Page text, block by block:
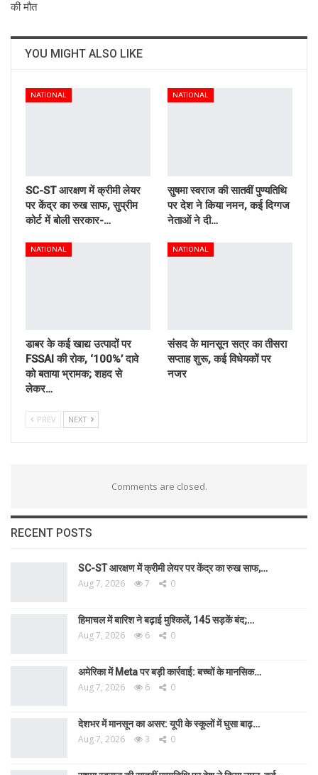
की मौत
YOU MIGHT ALSO LIKE
NATIONAL
SC-ST आरक्षण में क्रीमी लेयर
पर केंद्र का रुख साफ, सुप्रीम
कोर्ट में बोली सरकार-…
NATIONAL
सुषमा स्वराज की सातवीं पुण्यतिथि
पर देश ने किया नमन, कई दिग्गज
नेताओं ने दी…
NATIONAL
डाबर के कई खाद्य उत्पादों पर
FSSAI की रोक, ‘100%’ दावे
को बताया भ्रामक; शहद से
लेकर…
NATIONAL
संसद के मानसून सत्र का तीसरा
सप्ताह शुरू, कई विधेयकों पर
नजर
PREV NEXT
Comments are closed.
RECENT POSTS
SC-ST आरक्षण में क्रीमी लेयर पर केंद्र का रुख साफ,…
Aug 7, 2026 7 0
हिमाचल में बारिश ने बढ़ाई मुश्किलें, 145 सड़कें बंद;…
Aug 7, 2026 6 0
अमेरिका में Meta पर बड़ी कार्रवाई: बच्चों के मानसिक…
Aug 7, 2026 6 0
देशभर में मानसून का असर: यूपी के स्कूलों में घुसा बाढ़…
Aug 7, 2026 3 0